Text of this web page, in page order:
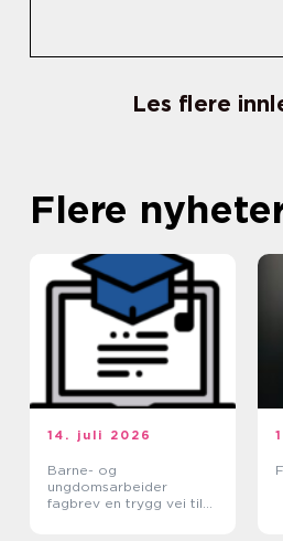
Les flere
Flere
14. juli 2026
Barne- og
ungdomsarbeider
fagbrev en trygg vei til